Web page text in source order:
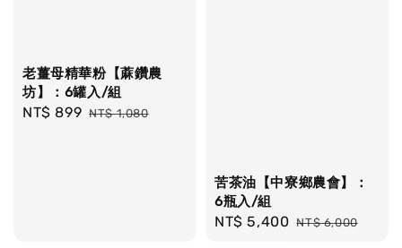
老薑母精華粉【蔴鑽農
坊】：6罐入/組
Sale
NT$ 899 Regular
NT$ 1,080
苦茶油【中寮鄉農會】：
6瓶入/組
Sale
NT$ 5,400 Regular
NT$ 6,000